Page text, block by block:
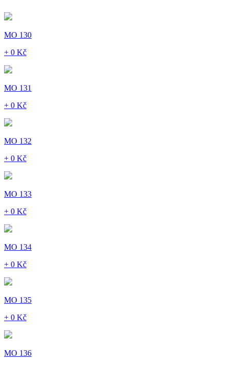
MO 130
+ 0 Kč
MO 131
+ 0 Kč
MO 132
+ 0 Kč
MO 133
+ 0 Kč
MO 134
+ 0 Kč
MO 135
+ 0 Kč
MO 136